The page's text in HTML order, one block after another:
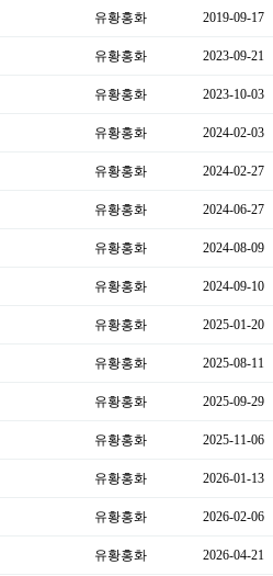
유황홍화 2019-09-17
유황홍화 2023-09-21
유황홍화 2023-10-03
유황홍화 2024-02-03
유황홍화 2024-02-27
유황홍화 2024-06-27
유황홍화 2024-08-09
유황홍화 2024-09-10
유황홍화 2025-01-20
유황홍화 2025-08-11
유황홍화 2025-09-29
유황홍화 2025-11-06
유황홍화 2026-01-13
유황홍화 2026-02-06
유황홍화 2026-04-21